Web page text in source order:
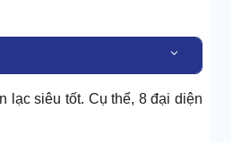
lạc siêu tốt. Cụ thể, 8 đại diện